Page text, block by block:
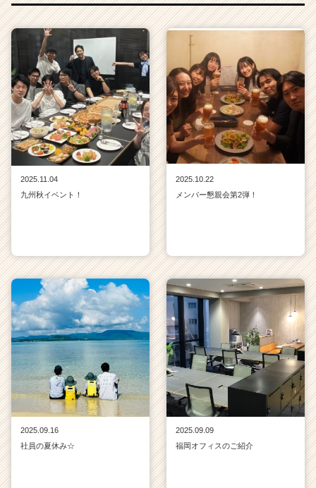
2025.11.04
九州秋イベント！
2025.10.22
メンバー懇親会第2弾！
2025.09.16
社員の夏休み☆
2025.09.09
福岡オフィスのご紹介